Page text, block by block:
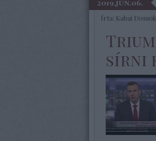
2019.jún.06.
Írta: Kabai
sírni